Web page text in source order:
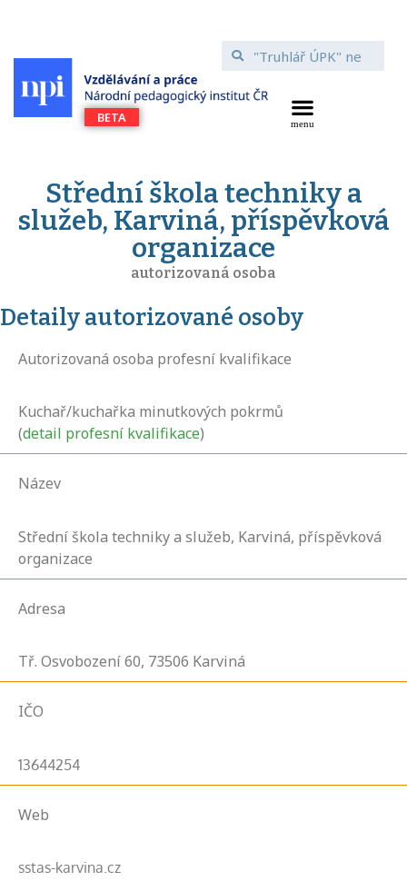
Střední škola techniky a
služeb, Karviná, příspěvková
organizace
autorizovaná osoba
Detaily autorizované osoby
Autorizovaná osoba profesní kvalifikace
Kuchař/kuchařka minutkových pokrmů
(detail profesní kvalifikace)
Název
Střední škola techniky a služeb, Karviná, příspěvková
organizace
Adresa
Tř. Osvobození60, 73506 Karviná
IČO
13644254
Web
sstas-karvina.cz